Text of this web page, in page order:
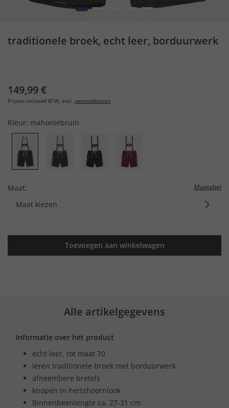
1
traditionele broek, echt leer, borduurwerk
149,99 €
Prijzen inclusief BTW, excl. verzendkosten
Kleur: mahoniebruin
Maat: Maatabel
Maat kiezen
Toevoegen aan winkelwagen
Alle artikelgegevens
Informatie over het product
echt leer, tot maat 70
leren traditionele broek met borduurwerk
afneembere bretels
knopen in hertshoornlook
Binnenbeenlengte ca. 27-31 cm